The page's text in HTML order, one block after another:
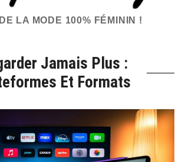
LA MODE 100% FÉMININ !
Jamais Plus :
Et Formats